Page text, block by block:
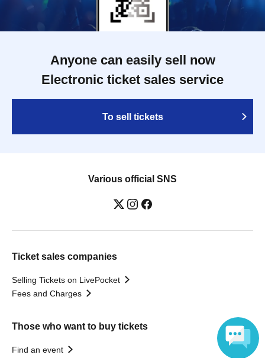
Anyone can easily sell now
Electronic ticket sales service
To sell tickets
Various official SNS
Ticket sales companies
Selling Tickets on LivePocket
Fees and Charges
Those who want to buy tickets
Find an event